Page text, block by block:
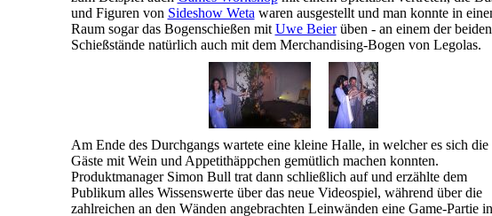
und Figuren von Sideshow Weta waren ausgestellt und man konnte in
Raum sogar das Bogenschießen mit Uwe Beierüben - an einem der beiden
Schießstände natürlich auch mit dem Merchandising-Bogen von Legolas.
Am Ende des Durchgangs wartete eine kleine Halle, in welcher es sich die
Gäste mit Wein und Appetithäppchen gemütlich machen konnten.
Produktmanager Simon Bull trat dann schließlich auf und erzählte dem
Publikum alles Wissenswerte über das neue Videospiel, während über die
zahlreichen an den Wänden angebrachten Leinwänden eine Game-Partie in